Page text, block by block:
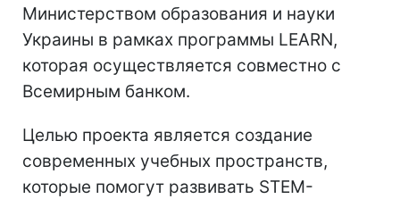
Министерством образования и науки
Украины в рамках программы LEARN,
которая осуществляется совместно с
Всемирным банком.
Целью проекта является создание
современных учебных пространств,
которые помогут развивать STEM-